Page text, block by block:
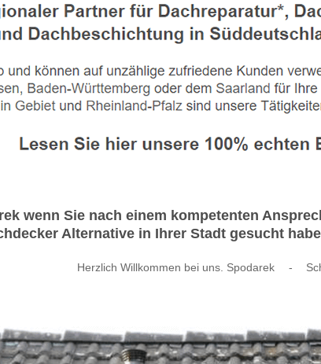
wenn Sie nach einem kompetenten
Alternative in Ihrer Stadt gesucht
Herzlich Willkommen bei uns. Spodarek -